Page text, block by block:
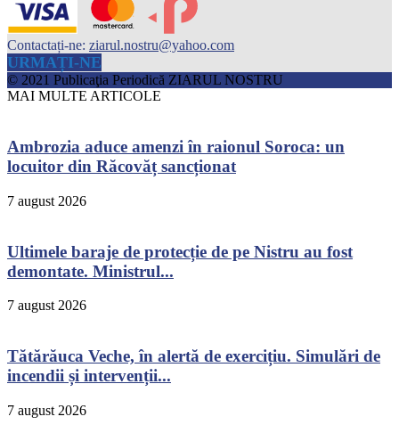
Contactați-ne: ziarul.nostru@yahoo.com
URMAȚI-NE
© 2021 Publicaţia Periodică ZIARUL NOSTRU
MAI MULTE ARTICOLE
Ambrozia aduce amenzi în raionul Soroca: un
locuitor din Răcovăț sancționat
7 august 2026
Ultimele baraje de protecție de pe Nistru au fost
demontate. Ministrul...
7 august 2026
Tătărăuca Veche, în alertă de exercițiu. Simulări de
incendii și intervenții...
7 august 2026